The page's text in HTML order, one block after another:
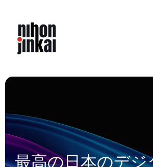
content
最高の日本のデ